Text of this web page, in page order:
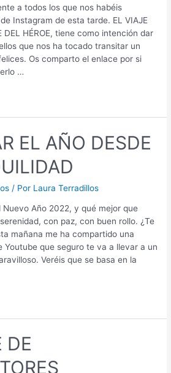
a todos los que nos habéis
Instagram de esta tarde. EL VIAJE
DEL HÉROE, tiene como intención dar
que nos ha tocado transitar un
Os comparto el enlace por si
…
EL AÑO DESDE
/ Por Laura Terradillos
Nuevo Año 2022, y qué mejor que
con paz, con buen rollo. ¿Te
mañana me ha compartido una
Youtube que seguro te va a llevar a un
Veréis que se basa en la
DE